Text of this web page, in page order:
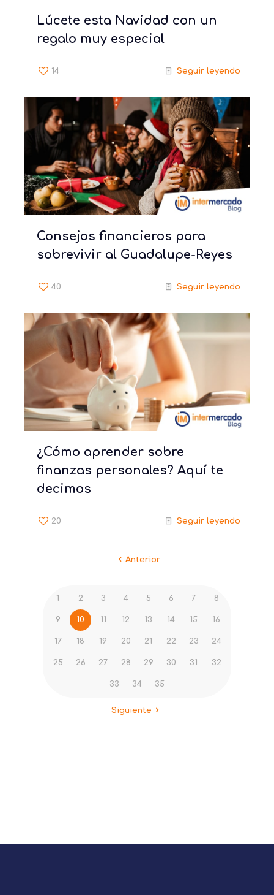
Lúcete esta Navidad con un
regalo muy especial
14 Seguir leyendo
Consejos financieros para
sobrevivir al Guadalupe-Reyes
40 Seguir leyendo
¿Cómo aprender sobre
finanzas personales? Aquí te
decimos
20 Seguir leyendo
Anterior
1 2 3 4 5 6 7 8
9 10 11 12 13 14 15 16
17 18 19 20 21 22 23 24
25 26 27 28 29 30 31 32
33 34 35
Siguiente